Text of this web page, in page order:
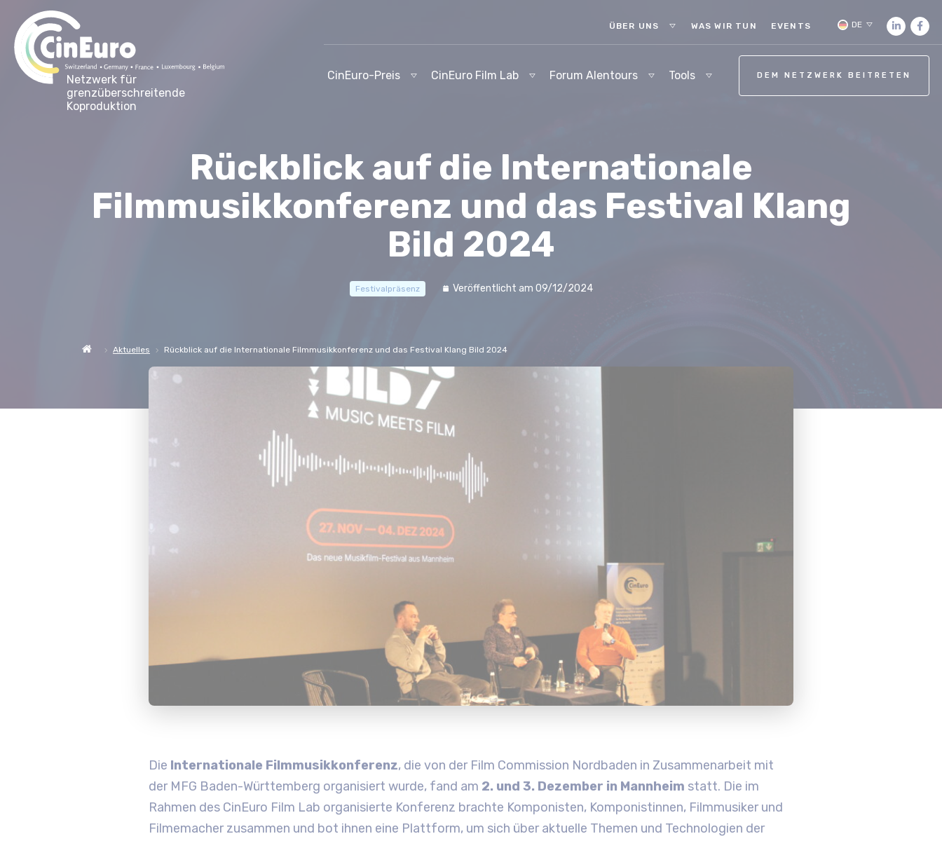
ÜBER UNS WAS WIR TUN EVENTS DE
CinEuro-Preis CinEuro Film Lab Forum Alentours Tools DEM NETZWERK BEITRETEN
Netzwerk für
grenzüberschreitende
Koproduktion
Rückblick auf die Internationale
Filmmusikkonferenz und das Festival Klang
Bild 2024
Festivalpräsenz Veröffentlicht am 09/12/2024
Aktuelles Rückblick auf die Internationale Filmmusikkonferenz und das Festival Klang Bild 2024
Die Internationale Filmmusikkonferenz, die von der Film Commission Nordbaden in Zusammenarbeit mit
der MFG Baden-Württemberg organisiert wurde, fand am 2. und 3. Dezember in Mannheim statt. Die im
Rahmen des CinEuro Film Lab organisierte Konferenz brachte Komponisten, Komponistinnen, Filmmusiker und
Filmemacher zusammen und bot ihnen eine Plattform, um sich über aktuelle Themen und Technologien der